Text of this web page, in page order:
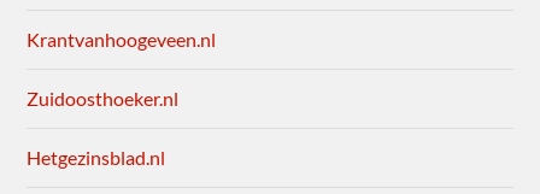
Krantvanhoogeveen.nl
Zuidoosthoeker.nl
Hetgezinsblad.nl